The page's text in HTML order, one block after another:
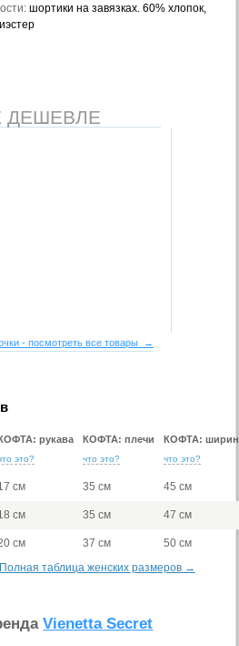
шортики на завязках. 60% хлопок,
ДЕШЕВЛЕ
- посмотреть все товары →
рукава
это?
КОФТА: плечи
что это?
КОФТА:
что это?
см 35 см 45 см
см 35 см 47 см
см 37 см
50 см
Полная таблица женских размеров →
Vienetta Secret